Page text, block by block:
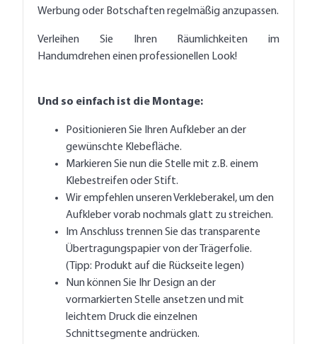
Werbung oder Botschaften regelmäßig anzupassen.
Verleihen Sie Ihren Räumlichkeiten im
Handumdrehen einen professionellen Look!
Und so einfach ist die Montage:
Positionieren Sie Ihren Aufkleber an der
gewünschte Klebefläche.
Markieren Sie nun die Stelle mit z.B. einem
Klebestreifen oder Stift.
Wir empfehlen unseren Verkleberakel, um den
Aufkleber vorab nochmals glatt zu streichen.
Im Anschluss trennen Sie das transparente
Übertragungspapier von der Trägerfolie.
(Tipp: Produkt auf die Rückseite legen)
Nun können Sie Ihr Design an der
vormarkierten Stelle ansetzen und mit
leichtem Druck die einzelnen
Schnittsegmente andrücken.